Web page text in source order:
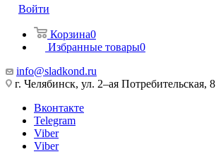
Войти
Корзина0
Избранные товары0
info@sladkond.ru
г. Челябинск, ул. 2–ая Потребительская, 8
Вконтакте
Telegram
Viber
Viber